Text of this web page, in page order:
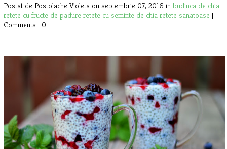
Postat de Postolache Violeta on septembrie 07, 2016 in budinca de chia
retete cu fructe de padure retete cu seminte de chia retete sanatoase |
Comments : 0